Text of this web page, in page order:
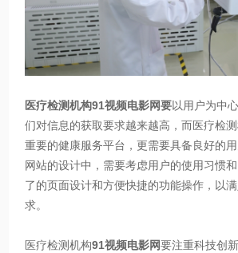
医疗检测机构91视频电影网要以用户为中心
们对信息的获取要求越来越高，而医疗检
重要的健康服务平台，更需要具备良好的用户
网站的设计中，需要考虑用户的使用习惯和
了的页面设计和方便快捷的功能操作，以
求。
医疗检测机构91视频电影网要注重科技创新